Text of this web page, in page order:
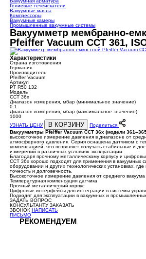
Гелиевые течеискатели
Вакуумные масла
Компрессоры
Вакуумные камеры
Промышленные вакуумные системы
Вакуумметр мембранно-
Pfeiffer Vacuum CCT 361,
Характеристики
Страна изготовления
Германия
Производитель
Pfeiffer Vacuum
Артикул
PT R50 132
Модель
CCT 36x
Диапазон измерения, мбар (минимальное значение)
0.1
Диапазон измерения, мбар (максимальное значение)
1000
УЗНАТЬ ЦЕНУ
В КОРЗИНУ
Поделиться
Вакуумметры Pfeiffer Vacuum CCT 36x (модели
высокоточное измерение давления в диапазоне от
атмосферного давления. Серия оснащена датчиком с
компенсацией, что позволяет получать стабильные и
измерений в различных условиях эксплуатации.
Благодаря прочному металлическому корпусу и
CCT 36x хорошо подходят для применения в вакуумных
оборудовании и других технологических установках,
точность и долговечность.
Высокоточное измерение давления от среднего
Температурная компенсация датчика
Прочный металлический корпус
Цифровые интерфейсы для интеграции в системы
Подходят для эксплуатации в вакуумных и
ЗАДАТЬ ВОПРОС
КОНСУЛЬТАНТУ ЗАКАЗАТЬ
ЗВОНОК НАПИСАТЬ
ПИСЬМО
РЕКОМЕНДУЕМ